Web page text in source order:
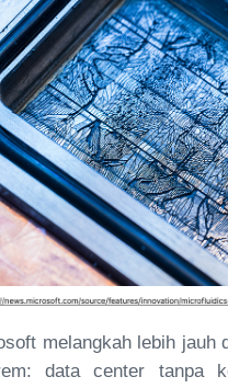
melangkah lebih jauh
data center tanpa